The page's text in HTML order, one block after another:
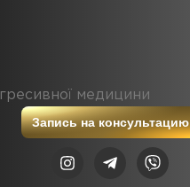
медицини
Запись на консультацию